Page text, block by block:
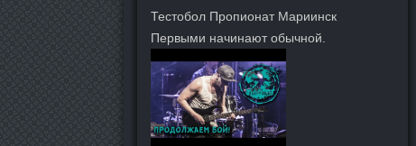
Тестобол Пропионат Мариинск
Первыми начинают обычной.